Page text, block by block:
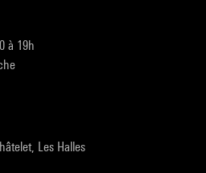
à 19h
Les Halles